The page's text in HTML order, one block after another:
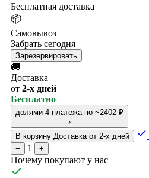
Бесплатная доставка
📦
Самовывоз
Забрать сегодня
Зарезервировать
🚚
Доставка
от 2-х дней
Бесплатно
долями 4 платежа по ~2402 ₽
›
В корзину Доставка от 2-х дней
− 1 +
Почему покупают у нас